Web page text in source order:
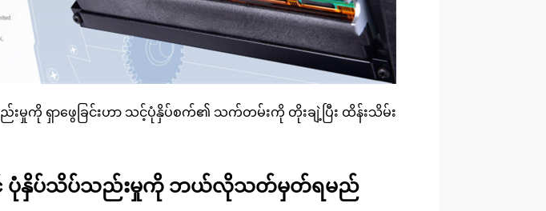
မှုကို ရှာဖွေခြင်းဟာ သင့်ပုံနှိပ်စက်၏ သက်တမ်းကို တိုးချဲ့ပြီး ထိန်းသိမ်း
င် ပုံနှိပ်သိပ်သည်းမှုကို ဘယ်လိုသတ်မှတ်ရမည်